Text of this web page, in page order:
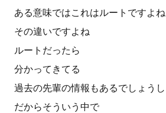
ある意味ではこれはルートですよね
その違いですよね
ルートだったら
分かってきてる
過去の先輩の情報もあるでしょうし
だからそういう中で